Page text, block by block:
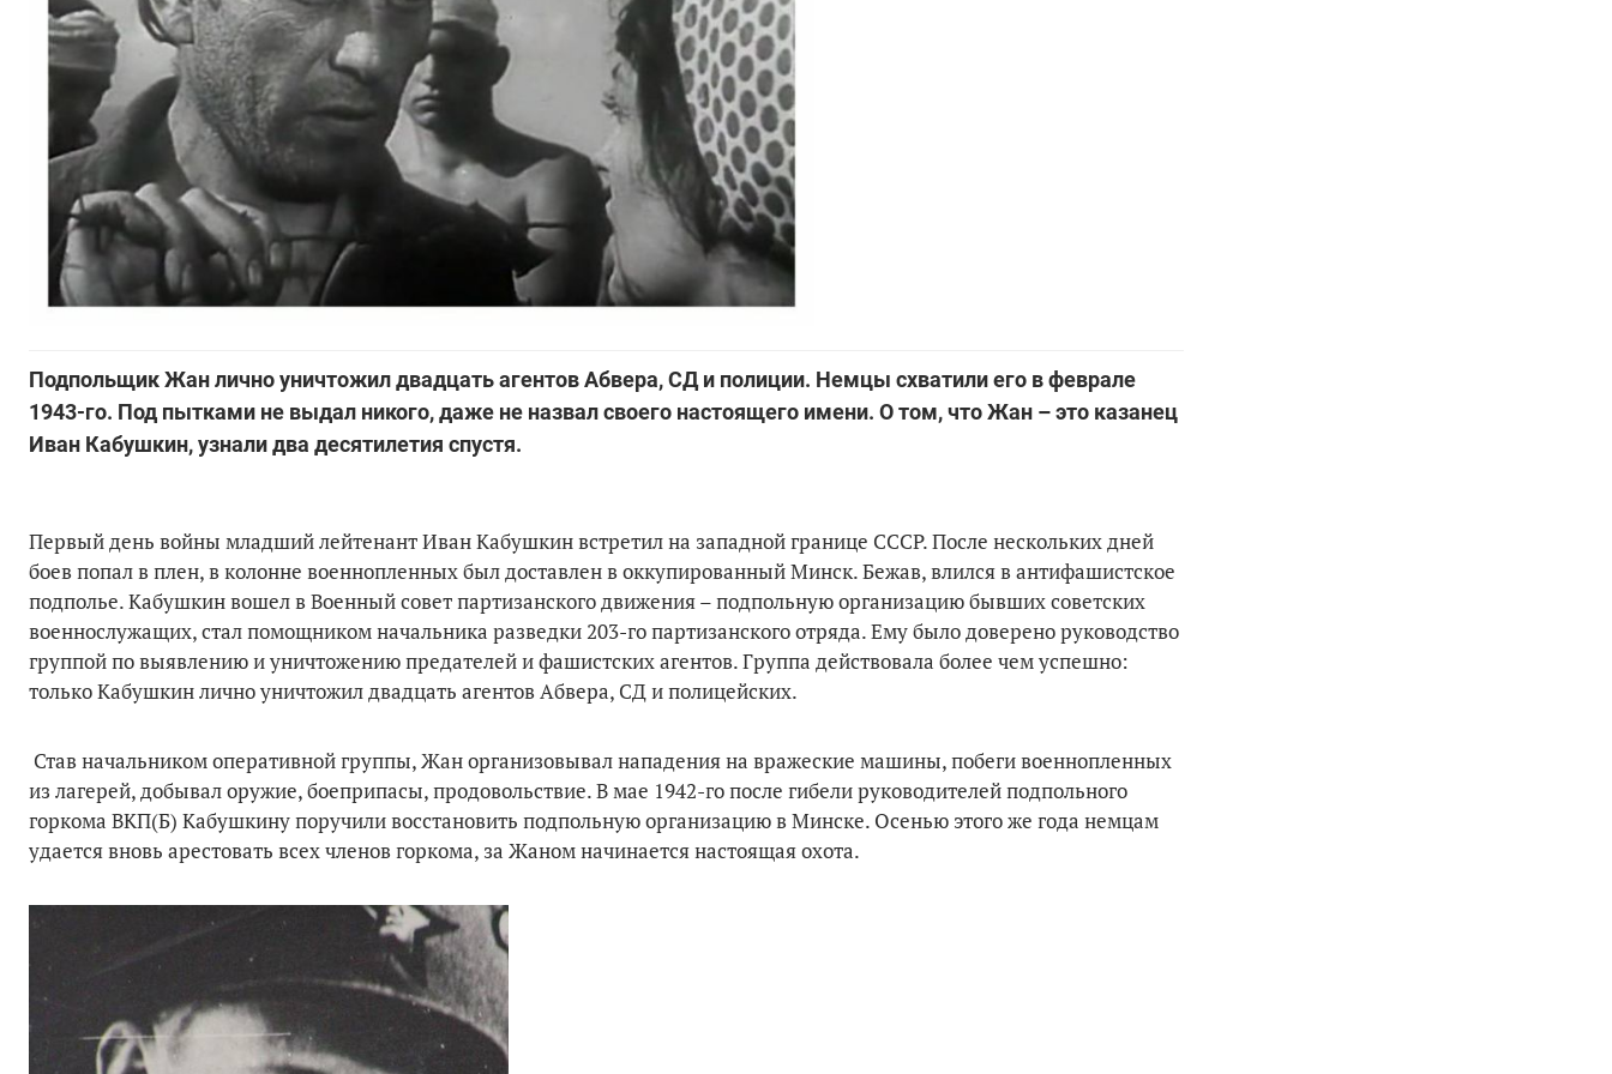
Подпольщик Жан лично уничтожил двадцать агентов Абвера, СД и полиции. Немцы схватили его в феврале
1943-го. Под пытками не выдал никого, даже не назвал своего настоящего имени. О том, что Жан – это казанец
Иван Кабушкин, узнали два десятилетия спустя.
Первый день войны младший лейтенант Иван Кабушкин встретил на западной границе СССР. После нескольких дней
боев попал в плен, в колонне военнопленных был доставлен в оккупированный Минск. Бежав, влился в антифашистское
подполье. Кабушкин вошел в Военный совет партизанского движения – подпольную организацию бывших советских
военнослужащих, стал помощником начальника разведки 203-го партизанского отряда. Ему было доверено руководство
группой по выявлению и уничтожению предателей и фашистских агентов. Группа действовала более чем успешно:
только Кабушкин лично уничтожил двадцать агентов Абвера, СД и полицейских.
Став начальником оперативной группы, Жан организовывал нападения на вражеские машины, побеги военнопленных
из лагерей, добывал оружие, боеприпасы, продовольствие. В мае 1942-го после гибели руководителей подпольного
горкома ВКП(Б) Кабушкину поручили восстановить подпольную организацию в Минске. Осенью этого же года немцам
удается вновь арестовать всех членов горкома, за Жаном начинается настоящая охота.